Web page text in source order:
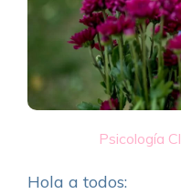
Psicología
Hola a todos: